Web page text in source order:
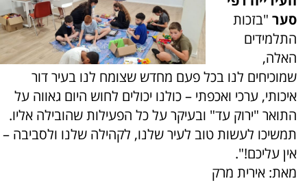
סער "בזכות
התלמידים
האלה,
שמוכיחים לנו בכל פעם מחדש שצומח לנו בעיר דור
איכותי, ערכי ואכפתי – כולנו יכולים לחוש היום גאווה על
התואר "ירוק עד" ובעיקר על כל הפעילות שהובילה אליו.
תמשיכו לעשות טוב לעיר שלנו, לקהילה שלנו ולסביבה –
אין עליכם!".
מאת: אירית מרק